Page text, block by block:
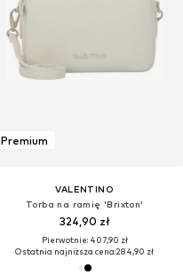
Premium
VALENTINO
Torba na ramię 'Brixton'
324,90 zł
Pierwotnie: 407,90 zł
Ostatnia najniższa cena:284,90 zł